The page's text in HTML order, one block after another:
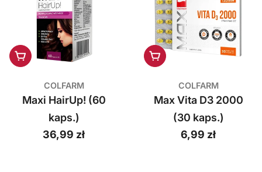
m
.
Dodaj do koszyka
COLFARM
Maxi HairUp! (60
kaps.)
Cena
36,99 zł
Dodaj do koszyka
COLFARM
Max Vita D3 2000
(30 kaps.)
Cena
6,99 zł